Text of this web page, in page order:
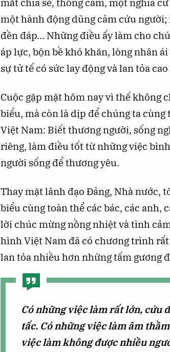
mắt chia sẻ, thông cảm, một nghĩa
một hành động dũng cảm cứu
đền đáp... Những điều ấy làm cho
áp lực, bộn bề khó khăn, lòng nhân
sự tử tế có sức lay động và lan tỏa
Cuộc gặp mặt hôm nay vì thế không
biểu, mà còn là dịp để chúng ta
Việt Nam: Biết thương người, sống
riêng, làm điều tốt từ những việc
người sống để thương yêu.
Thay mặt lãnh đạo Đảng, Nhà nước,
biểu cùng toàn thể các bác, các
lời chúc mừng nồng nhiệt và tình
hình Việt Nam đã có chương trình
lan tỏa nhiều hơn những tấm gương
Có những việc làm rất lớn, cứu
tấc. Có những việc làm âm
việc làm không được nhiều